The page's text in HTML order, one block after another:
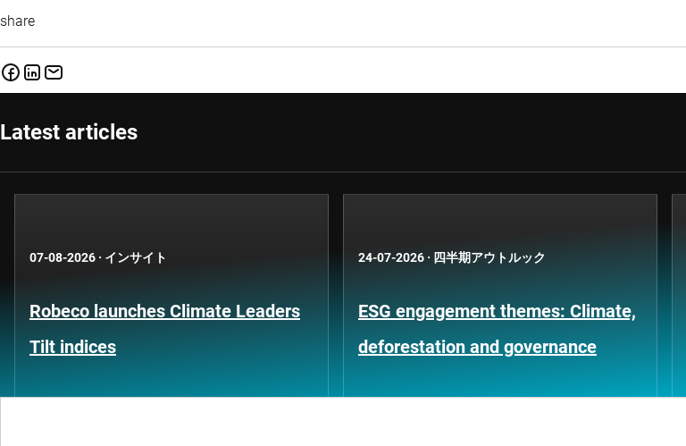
share
Latest articles
07-08-2026 · インサイト
Robeco launches Climate Leaders
Tilt indices
24-07-2026 · 四半期アウトルック
ESG engagement themes: Climate,
deforestation and governance